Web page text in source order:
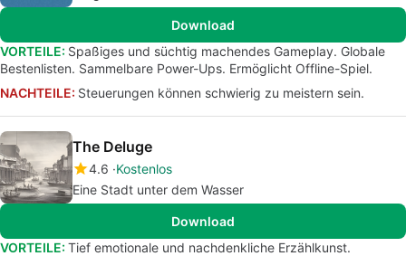
Download
VORTEILE: Spaßiges und süchtig machendes Gameplay. Globale
Bestenlisten. Sammelbare Power-Ups. Ermöglicht Offline-Spiel.
NACHTEILE: Steuerungen können schwierig zu meistern sein.
The Deluge
4.6 Kostenlos
Eine Stadt unter dem Wasser
Download
VORTEILE: Tief emotionale und nachdenkliche Erzählkunst.